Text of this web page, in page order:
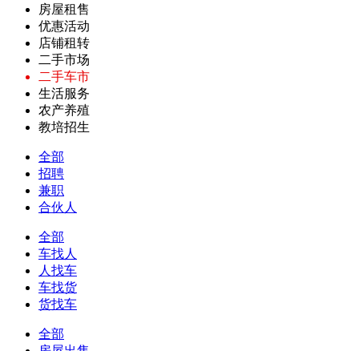
房屋租售
优惠活动
店铺租转
二手市场
二手车市
生活服务
农产养殖
教培招生
全部
招聘
兼职
合伙人
全部
车找人
人找车
车找货
货找车
全部